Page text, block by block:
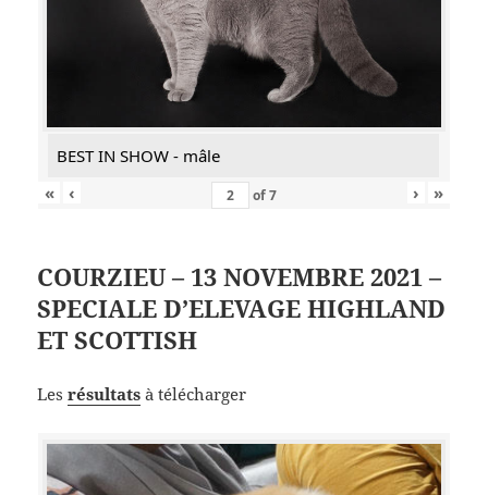
BEST IN SHOW - mâle
«
‹ of7 › »
COURZIEU – 13 NOVEMBRE 2021 –
SPECIALE D’ELEVAGE HIGHLAND
ET SCOTTISH
Lesrésultats à télécharger